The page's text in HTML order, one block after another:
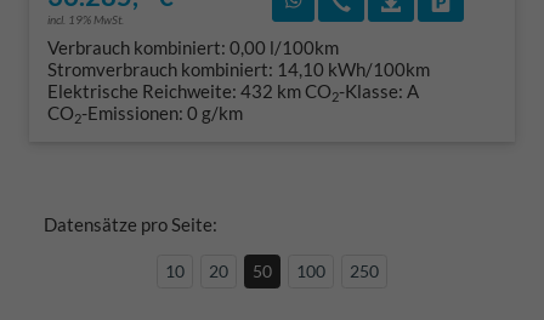
incl. 19% MwSt.
Verbrauch kombiniert: 0,00 l/100km
Stromverbrauch kombiniert: 14,10 kWh/100km
Elektrische Reichweite: 432 kmCO2-Klasse: A
CO2-Emissionen: 0 g/km
Datensätze pro Seite:
10 20 50 100 250